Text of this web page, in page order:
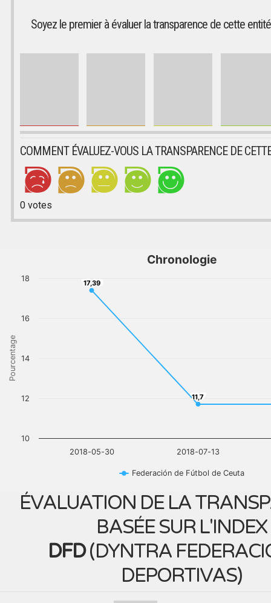
Soyez le premier à évaluer la transparence de cette entité
COMMENT ÉVALUEZ-VOUS LA TRANSPARENCE DE
0votes
Pourcentage
Chronologie
17,39
17,39
11,7
11,7
Federación de Fútbol de Ceuta
2018-05-30 2018-07-13
10
12
14
16
18
ÉVALUATION DE LA
BASÉE SUR L'INDEX
DFD(DYNTRA
DEPORTIVAS)